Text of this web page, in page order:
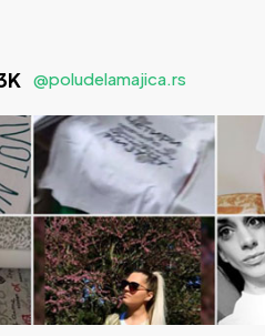
@poludelamajica.rs